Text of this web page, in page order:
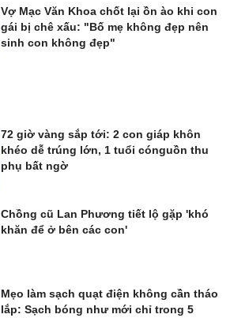
Vợ Mạc Văn Khoa chốt lại ồn ào khi con
gái bị chê xấu: "Bố mẹ không đẹp nên
sinh con không đẹp"
72 giờ vàng sắp tới: 2 con giáp khôn
khéo dễ trúng lớn, 1 tuổi cónguồn thu
phụ bất ngờ
Chồng cũ Lan Phương tiết lộ gặp 'khó
khăn để ở bên các con'
Mẹo làm sạch quạt điện không cần tháo
lắp: Sạch bóng như mới chỉ trong 5